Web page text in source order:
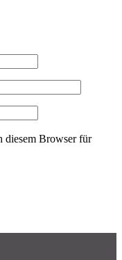
diesem Browser für